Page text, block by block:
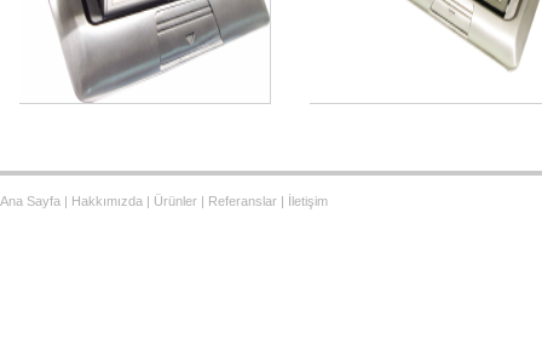
Ana Sayfa | Hakkımızda | Ürünler | Referanslar | İletişim